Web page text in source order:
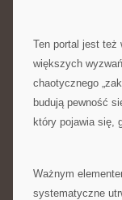
Ten portal jest też
większych
chaotycznego
budują pewność
który pojawia się,
Ważnym
systematyczne